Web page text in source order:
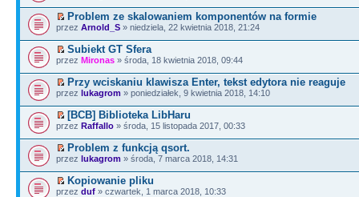
Problem ze skalowaniem komponentów na formie
przez Arnold_S » niedziela, 22 kwietnia 2018, 21:24
Subiekt GT Sfera
przez Mironas » środa, 18 kwietnia 2018, 09:44
Przy wciskaniu klawisza Enter, tekst edytora nie reaguje
przez lukagrom » poniedziałek, 9 kwietnia 2018, 14:10
[BCB] Biblioteka LibHaru
przez Raffallo » środa, 15 listopada 2017, 00:33
Problem z funkcją qsort.
przez lukagrom » środa, 7 marca 2018, 14:31
Kopiowanie pliku
przez duf » czwartek, 1 marca 2018, 10:33